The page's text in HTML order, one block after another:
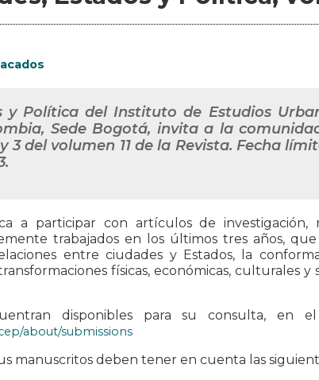
y Política del Instituto de Estudios
Sede Bogotá, invita a la
3 del volumen 11 de la Revista. Fecha
a participar con artículos de investigación,
trabajados en los últimos tres años,
entre ciudades y Estados, la
físicas, económicas, culturales y
disponibles para su consulta, en
about/submissions
manuscritos deben tener en cuenta las